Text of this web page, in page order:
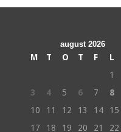
august 2026
M T O T F L
1
3
4 5 6 7 8
10
11 12 13 14 15
17
18 19 20 21 22